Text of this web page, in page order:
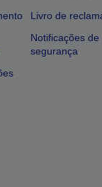
Livro de
Notificações de
segurança